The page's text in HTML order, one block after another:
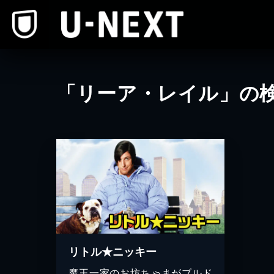
「リーア・レイル」の
リトル★ニッキー